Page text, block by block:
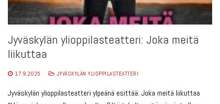
Jyväskylän ylioppilasteatteri: Joka meitä
liikuttaa
17.9.2025 JYVÄSKYLÄN YLIOPPILASTEATTERI
Jyväskylän ylioppilasteatteri ylpeänä esittää: Joka meitä liikuttaa